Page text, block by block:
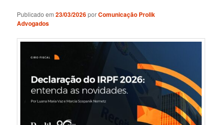
Publicado em23/03/2026porComunicação Prolik
Advogados